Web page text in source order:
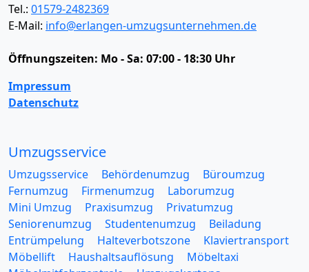
Tel.: 01579-2482369
E-Mail: info@erlangen-umzugsunternehmen.de
Öffnungszeiten: Mo - Sa: 07:00 - 18:30 Uhr
Impressum
Datenschutz
Umzugsservice
Umzugsservice Behördenumzug
Büroumzug
Fernumzug
Firmenumzug
Laborumzug
Mini Umzug
Praxisumzug
Privatumzug
Seniorenumzug
Studentenumzug
Beiladung
Entrümpelung
Halteverbotszone
Klaviertransport
Möbellift
Haushaltsauflösung
Möbeltaxi